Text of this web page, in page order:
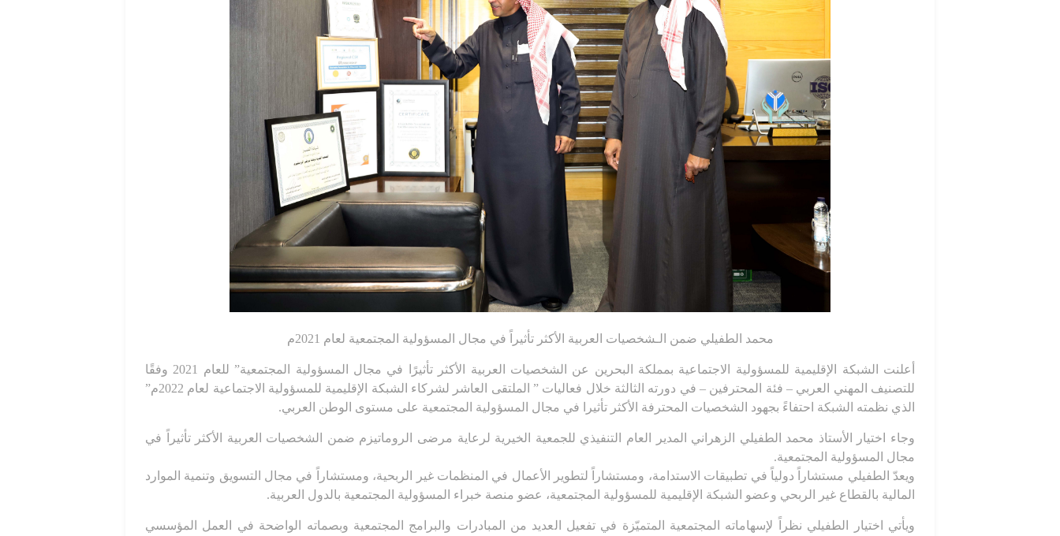
محمد الطفيلي ضمن الـشخصيات العربية الأكثر تأثيراً في مجال المسؤولية المجتمعية لعام 2021م
أعلنت ‏الشبكة الإقليمية للمسؤولية الاجتماعية بمملكة البحرين عن الشخصيات العربية الأكثر تأثيرًا في مجال المسؤولية المجتمعية” للعام 2021 وفقًا
للتصنيف المهني العربي – فئة المحترفين – في دورته الثالثة خلال فعاليات ” الملتقى العاشر لشركاء الشبكة الإقليمية للمسؤولية الاجتماعية لعام 2022م”
الذي نظمته الشبكة احتفاءً بجهود الشخصيات المحترفة الأكثر تأثيرا في مجال المسؤولية المجتمعية على مستوى الوطن العربي.
وجاء اختيار الأستاذ محمد الطفيلي الزهراني المدير العام التنفيذي للجمعية الخيرية لرعاية مرضى الروماتيزم ضمن الشخصيات العربية الأكثر تأثيراً في
مجال المسؤولية المجتمعية.
ويعدّ الطفيلي مستشاراً دولياً في تطبيقات الاستدامة، ومستشاراً لتطوير الأعمال في المنظمات غير الربحية، ومستشاراً في مجال التسويق وتنمية الموارد
المالية بالقطاع غير الربحي وعضو الشبكة الإقليمية للمسؤولية المجتمعية، عضو منصة خبراء المسؤولية المجتمعية بالدول العربية.
ويأتي اختيار الطفيلي نظراً لإسهاماته المجتمعية المتميّزة في تفعيل العديد من المبادرات والبرامج المجتمعية وبصماته الواضحة في العمل المؤسسي